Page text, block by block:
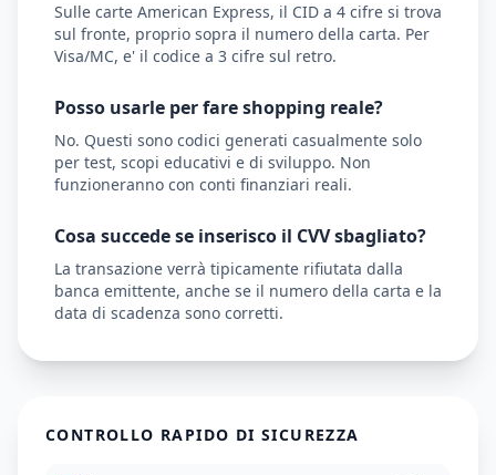
Sulle carte American Express, il CID a 4 cifre si trova
sul fronte, proprio sopra il numero della carta. Per
Visa/MC, e' il codice a 3 cifre sul retro.
Posso usarle per fare shopping reale?
No. Questi sono codici generati casualmente solo
per test, scopi educativi e di sviluppo. Non
funzioneranno con conti finanziari reali.
Cosa succede se inserisco il CVV sbagliato?
La transazione verrà tipicamente rifiutata dalla
banca emittente, anche se il numero della carta e la
data di scadenza sono corretti.
CONTROLLO RAPIDO DI SICUREZZA